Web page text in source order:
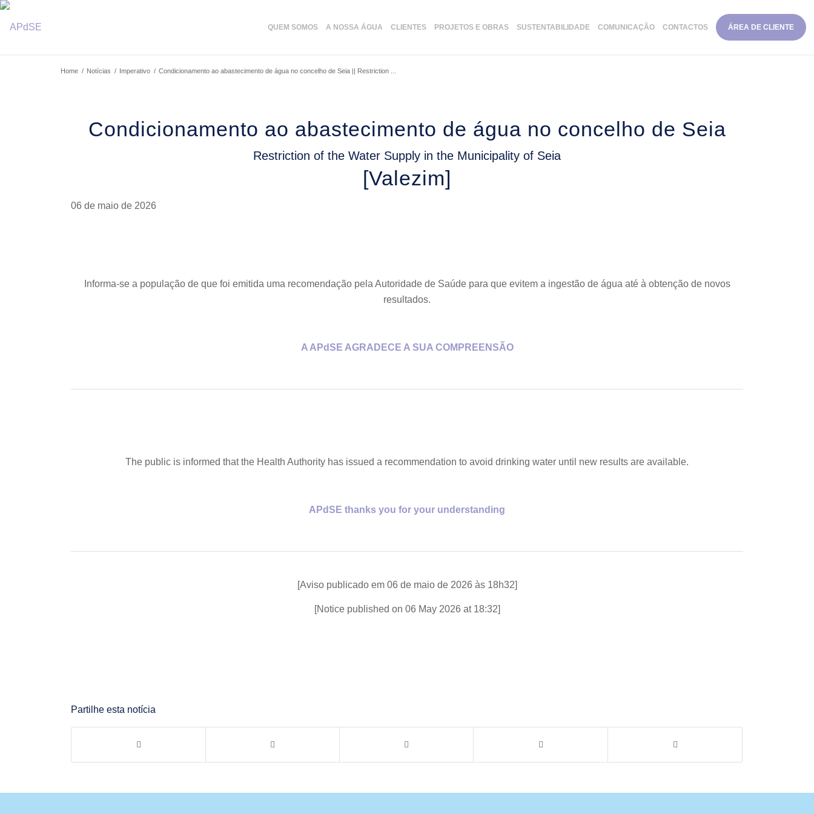
QUEM SOMOS A NOSSA ÁGUA CLIENTES PROJETOS E OBRAS SUSTENTABILIDADE COMUNICAÇÃO CONTACTOS ÁREA DE CLIENTE
Home / Notícias / Imperativo / Condicionamento ao abastecimento de água no concelho de Seia || Restriction ...
Condicionamento ao abastecimento de água no concelho de Seia
Restriction of the Water Supply in the Municipality of Seia
[Valezim]
06 de maio de 2026
Informa-se a população de que foi emitida uma recomendação pela Autoridade de Saúde para que evitem a ingestão de água até à obtenção de novos
resultados.
A APdSE AGRADECE A SUA COMPREENSÃO
The public is informed that the Health Authority has issued a recommendation to avoid drinking water until new results are available.
APdSE thanks you for your understanding
[Aviso publicado em 06 de maio de 2026 às 18h32]
[Notice published on 06 May 2026 at 18:32]
Partilhe esta notícia